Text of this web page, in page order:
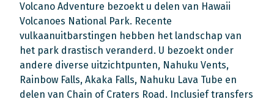
Volcano Adventure bezoekt u delen van Hawaii
Volcanoes National Park. Recente
vulkaanuitbarstingen hebben het landschap van
het park drastisch veranderd. U bezoekt onder
andere diverse uitzichtpunten, Nahuku Vents,
Rainbow Falls, Akaka Falls, Nahuku Lava Tube en
delen van Chain of Craters Road. Inclusief transfers